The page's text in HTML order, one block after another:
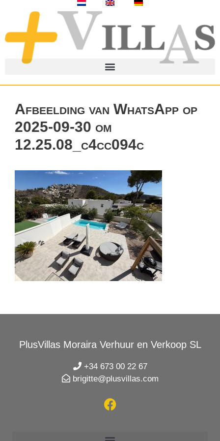
Afbeelding van WhatsApp op
2025-09-30 om
12.25.08_c4cc094c
PlusVillas Moraira Verhuur en Verkoop SL
+34 673 00 22 67
brigitte@plusvillas.com